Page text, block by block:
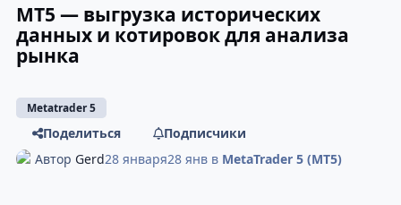
MT5 — выгрузка исторических
данных и котировок для анализа
рынка
Metatrader 5
Поделиться
Подписчики
Автор Gerd28 января28 янв в MetaTrader 5 (MT5)